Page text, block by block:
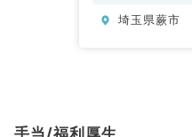
埼玉県蕨市
手当/福利厚生